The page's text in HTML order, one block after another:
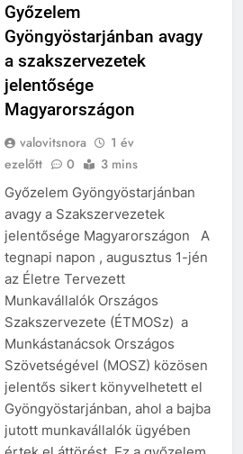
Győzelem
Gyöngyöstarjánban avagy
a szakszervezetek
jelentősége
Magyarországon
valovitsnora
1 év
ezelőtt
0 3 mins
Győzelem Gyöngyöstarjánban
avagy a Szakszervezetek
jelentősége Magyarországon A
tegnapi napon , augusztus 1-jén
az Életre Tervezett
Munkavállalók Országos
Szakszervezete (ÉTMOSz) a
Munkástanácsok Országos
Szövetségével (MOSZ) közösen
jelentős sikert könyvelhetett el
Gyöngyöstarjánban, ahol a bajba
jutott munkavállalók ügyében